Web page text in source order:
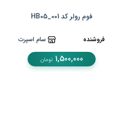
فوم رولر کد HB05_001
فروشنده سام اسپرت
1,500,000 تومان